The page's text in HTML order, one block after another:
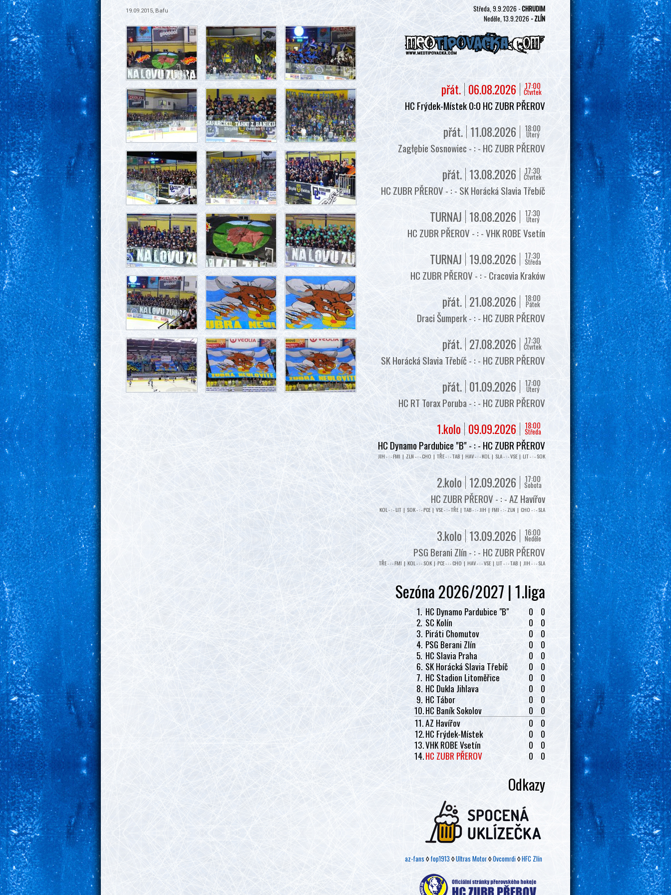
19.09.2015, Bafu Středa, 9.9.2026 -CHRUDIM
Neděle, 13.9.2026 - ZLÍN
17:00
Čtvrtek
06.08.2026
přát.
HC Frýdek-Místek 0:0 HC ZUBR PŘEROV
18:00
Úterý
11.08.2026
přát.
Zagłębie Sosnowiec - : - HC ZUBR PŘEROV
17:30
Čtvrtek
13.08.2026
přát.
HC ZUBR PŘEROV - : - SK Horácká Slavia Třebíč
17:30
Úterý
18.08.2026
TURNAJ
HC ZUBR PŘEROV - : - VHK ROBE Vsetín
17:30
Středa
19.08.2026
TURNAJ
HC ZUBR PŘEROV - : - Cracovia Kraków
18:00
Pátek
21.08.2026
přát.
Draci Šumperk - : - HC ZUBR PŘEROV
17:30
Čtvrtek
27.08.2026
přát.
SK Horácká Slavia Třebíč - : - HC ZUBR PŘEROV
17:00
Úterý
01.09.2026
přát.
HC RT Torax Poruba - : - HC ZUBR PŘEROV
18:00
Středa
09.09.2026
1.kolo
HC Dynamo Pardubice "B" - : - HC ZUBR PŘEROV
JIH - : - FMI | ZLN - : - CHO | TŘE - : - TAB | HAV - : - KOL | SLA - : - VSE | LIT - : - SOK
17:00
Sobota
12.09.2026
2.kolo
HC ZUBR PŘEROV - : - AZ Havířov
KOL - : - LIT | SOK - : - PCE | VSE - : - TŘE | TAB - : - JIH | FMI - : - ZLN | CHO - : - SLA
16:00
Neděle
13.09.2026
3.kolo
PSG Berani Zlín - : - HC ZUBR PŘEROV
TŘE - : - FMI | KOL - : - SOK | PCE - : - CHO | HAV - : - VSE | LIT - : - TAB | JIH - : - SLA
Sezóna 2026/2027 | 1.liga
1. HC Dynamo Pardubice "B" 0
0
2. SC Kolín 0
0
3. Piráti Chomutov 0
0
4. PSG Berani Zlín 0
0
5. HC Slavia Praha 0
0
6. SK Horácká Slavia Třebíč 0
0
7. HC Stadion Litoměřice 0
0
8. HC Dukla Jihlava 0
0
9. HC Tábor 0
0
10.HC Baník Sokolov 0
0
11.AZ Havířov 0
0
12.HC Frýdek-Místek 0
0
13.VHK ROBE Vsetín 0
0
14.HC ZUBR PŘEROV 0 0
Odkazy
az-fans ◊fop1913 ◊Ultras Motor◊Ovcomrdi◊HFC Zlín